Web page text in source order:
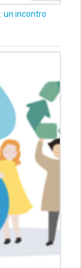
un incontro